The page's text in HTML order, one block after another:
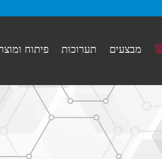
מבצעים תערוכות פיתוח